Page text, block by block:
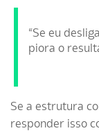
“Se eu
piora o
Se a estrutura
responder isso